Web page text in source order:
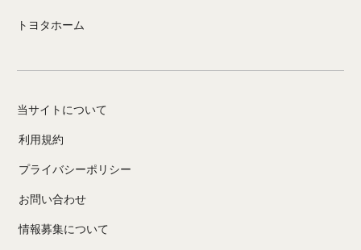
トヨタホーム
当サイトについて
利用規約
プライバシーポリシー
お問い合わせ
情報募集について